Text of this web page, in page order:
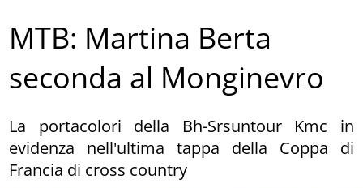
MTB: Martina Berta
seconda al Monginevro
La portacolori della Bh-Srsuntour Kmc in
evidenza nell'ultima tappa della Coppa di
Francia di cross country